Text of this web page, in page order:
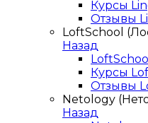
Курсы
Отзывы
LoftSchool
Назад
Курсы
Отзывы
Netology
Назад